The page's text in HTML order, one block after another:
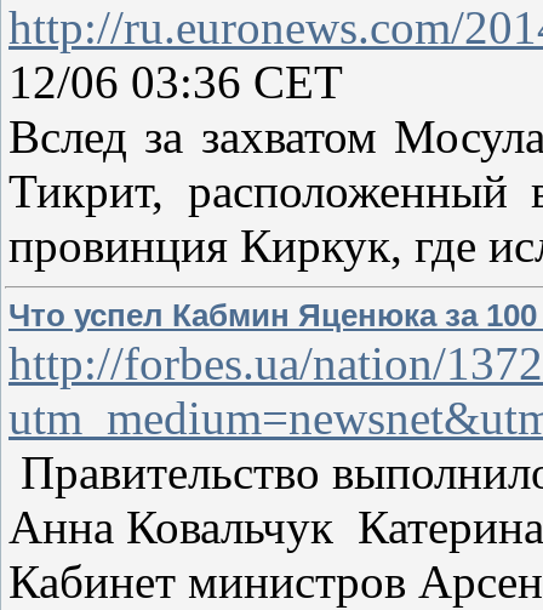
http://ru.euronews.com/
12/06 03:36 CET
Вслед за захватом
Тикрит, расположенный
провинция Киркук, где
Что успел Кабмин Яценюка за
http://forbes.ua/nation/
Правительство
Анна Ковальчук
Кабинет министров